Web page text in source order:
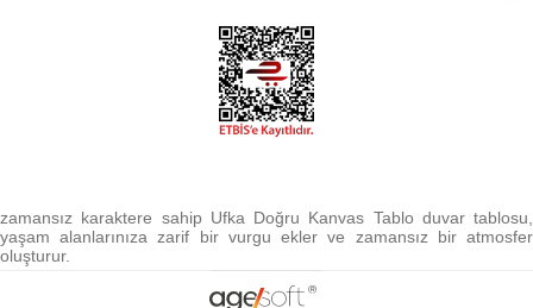
zamansız karaktere sahip Ufka Doğru Kanvas Tablo duvar tablosu,
yaşam alanlarınıza zarif bir vurgu ekler ve zamansız bir atmosfer
oluşturur.